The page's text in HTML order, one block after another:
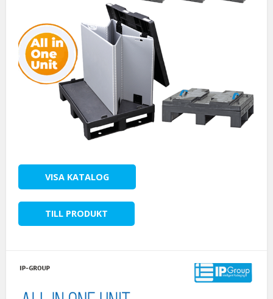
VISA KATALOG
TILL PRODUKT